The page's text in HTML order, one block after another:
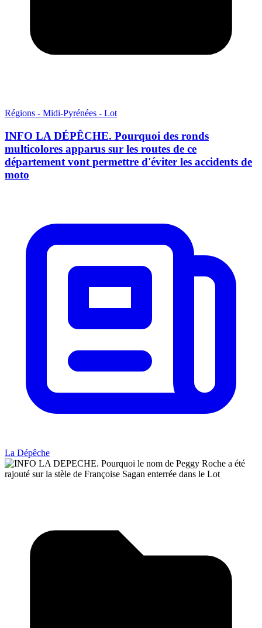
Régions - Midi-Pyrénées - Lot
INFO LA DÉPÊCHE. Pourquoi des ronds
multicolores apparus sur les routes de ce
département vont permettre d'éviter les accidents de
moto
La Dépêche